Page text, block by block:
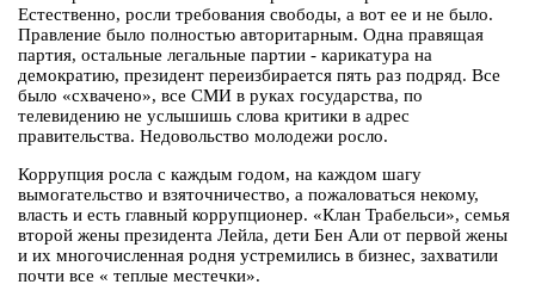
Естественно, росли требования свободы, а вот ее и не было.
Правление было полностью авторитарным. Одна правящая
партия, остальные легальные партии - карикатура на
демократию, президент переизбирается пять раз подряд. Все
было «схвачено», все СМИ в руках государства, по
телевидению не услышишь слова критики в адрес
правительства. Недовольство молодежи росло.
Коррупция росла с каждым годом, на каждом шагу
вымогательство и взяточничество, а пожаловаться некому,
власть и есть главный коррупционер. «Клан Трабельси», семья
второй жены президента Лейла, дети Бен Али от первой жены
и их многочисленная родня устремились в бизнес, захватили
почти все « теплые местечки».